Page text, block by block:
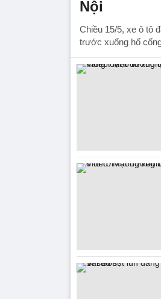
Nội
Chiều 15/5, xe ô tô
trước xuống hố